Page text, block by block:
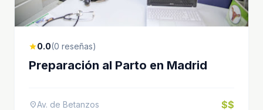
star0.0(0 reseñas)
Preparación al Parto en Madrid
location_onAv. de Betanzos $$